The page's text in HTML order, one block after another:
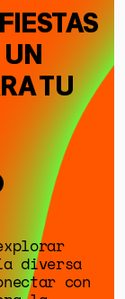
TU
diversa
con